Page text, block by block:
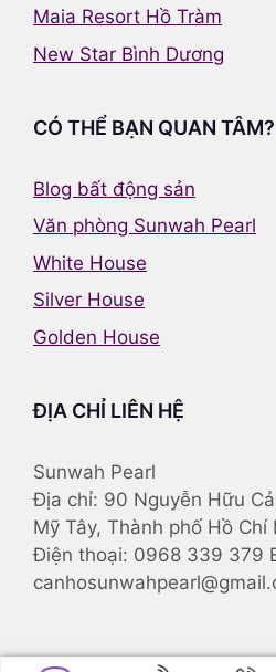
Maia Resort Hồ Tràm
New Star Bình Dương
CÓ THỂ BẠN QUAN TÂM?
Blog bất động sản
Văn phòng Sunwah Pearl
White House
Silver House
Golden House
ĐỊA CHỈ LIÊN HỆ
Sunwah Pearl
Địa chỉ: 90 Nguyễn Hữu
Mỹ Tây, Thành phố Hồ Chí
Điện thoại: 0968 339 379
© 2025Căn hộ Sunwah